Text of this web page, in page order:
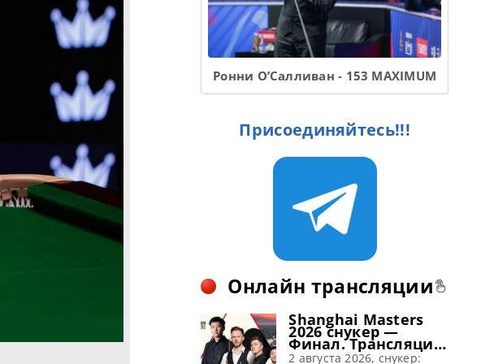
Ронни О’Салливан - 153 MAXIMUM
Присоединяйтесь!!!
Онлайн трансляции
Shanghai Masters
2026 снукер —
Финал. Трансляции
расписание
2 августа 2026, снукер: